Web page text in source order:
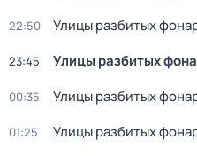
22:50 Улицы разбитых
23:45 Улицы разбитых
00:35 Улицы разбитых
01:25 Улицы разбитых